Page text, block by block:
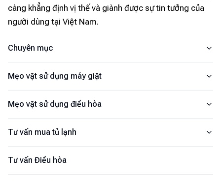
Chuyên mục
Mẹo vặt sử dụng máy giặt
Mẹo vặt sử dụng điều hòa
Tư vấn mua tủ lạnh
Tư vấn Điều hòa
càng khẳng định vị thế và giành được sự tin tưởng của
người dùng tại Việt Nam.